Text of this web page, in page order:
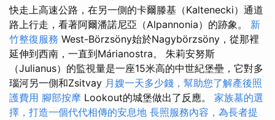
快走上高速公路，在另一側的卡爾滕基（Kaltenecki）通道
路上行走，看著阿爾潘諾尼亞（Alpannonia）的跡象。 新
竹整復服務 West-Börzsöny始於Nagybörzsöny，從那裡
延伸到西南，一直到Márianostra。 朱莉安努斯
（Julianus）的監視量是一座15米高的中世紀堡壘，它對多
瑙河另一側和Zsitvay 月嫂一天多少錢，幫助您了解產後照
護費用 腳部按摩 Lookout的城堡做出了反應。 家族墓的選
擇，打造一個代代相傳的安息地 長照服務內容，為長者提